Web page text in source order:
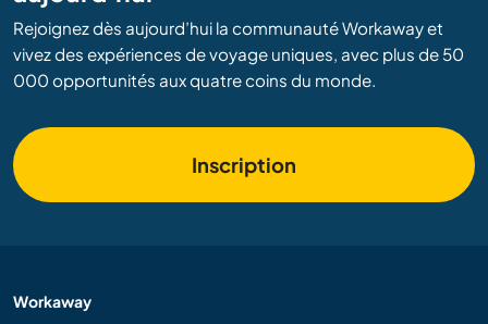
Rejoignez dès aujourd’hui la communauté Workaway et
vivez des expériences de voyage uniques, avec plus de 50
000 opportunités aux quatre coins du monde.
Inscription
Workaway